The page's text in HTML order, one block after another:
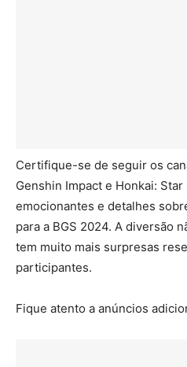
Certifique-se de seguir os
Genshin Impact e Honkai:
emocionantes e detalhes
para a BGS 2024. A diversão
tem muito mais surpresas
participantes.
Fique atento a anúncios